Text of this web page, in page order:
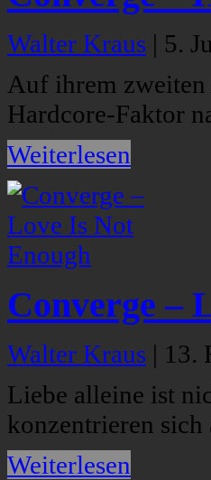
Walter Kraus | 5.
Auf ihrem
Hardcore-Faktor
Weiterlesen
Converge –
Walter Kraus | 13.
Liebe alleine ist
konzentrieren
Weiterlesen